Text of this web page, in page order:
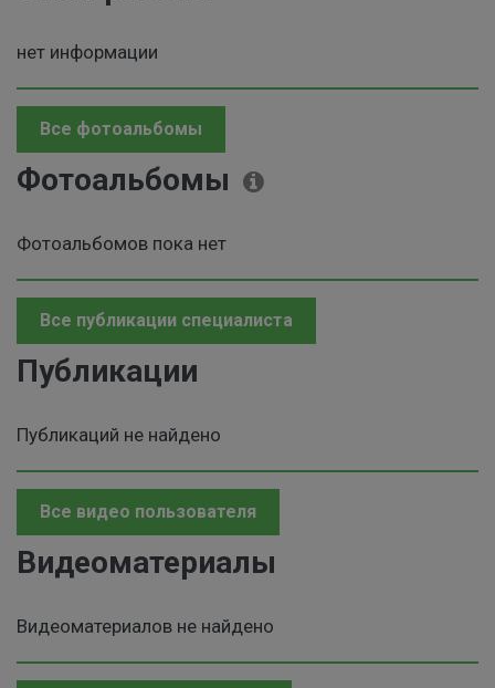
нет информации
Все фотоальбомы
Фотоальбомы
Фотоальбомов пока нет
Все публикации специалиста
Публикации
Публикаций не найдено
Все видео пользователя
Видеоматериалы
Видеоматериалов не найдено